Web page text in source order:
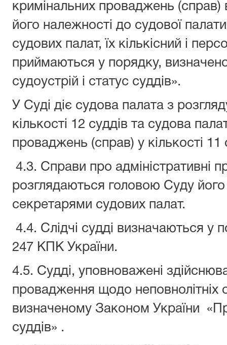
кримінальних проваджень (справ)
його належності до судової
судових палат, їх кількісний і
приймаються у порядку,
судоустрій і статус суддів».
У Суді діє судова палата з
кількості 12 суддів та судова
проваджень (справ) у кількості 11
4.3. Справи про адміністративні
розглядаються головою Суду
секретарями судових палат.
4.4. Слідчі судді визначаються у
247 КПК України.
4.5. Судді, уповноважені
провадження щодо неповнолітніх
визначеному Законом України
суддів» .